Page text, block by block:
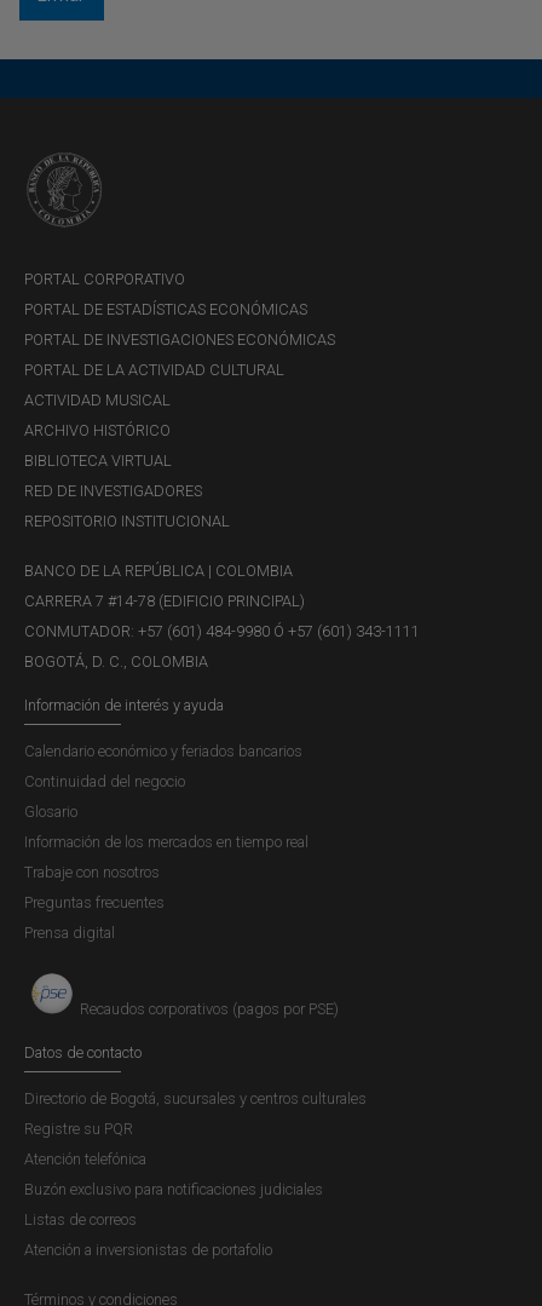
PORTAL CORPORATIVO
PORTAL DE ESTADÍSTICAS ECONÓMICAS
PORTAL DE INVESTIGACIONES ECONÓMICAS
PORTAL DE LA ACTIVIDAD CULTURAL
ACTIVIDAD MUSICAL
ARCHIVO HISTÓRICO
BIBLIOTECA VIRTUAL
RED DE INVESTIGADORES
REPOSITORIO INSTITUCIONAL
BANCO DE LA REPÚBLICA | COLOMBIA
CARRERA 7 #14-78 (EDIFICIO PRINCIPAL)
CONMUTADOR: +57 (601) 484-9980 Ó +57 (601) 343-1111
BOGOTÁ, D. C., COLOMBIA
Información de interés y ayuda
Calendario económico y feriados bancarios
Continuidad del negocio
Glosario
Información de los mercados en tiempo real
Trabaje con nosotros
Preguntas frecuentes
Prensa digital
Recaudos corporativos (pagos por PSE)
Datos de contacto
Directorio de Bogotá, sucursales y centros culturales
Registre su PQR
Atención telefónica
Buzón exclusivo para notificaciones judiciales
Listas de correos
Atención a inversionistas de portafolio
Términos y condiciones